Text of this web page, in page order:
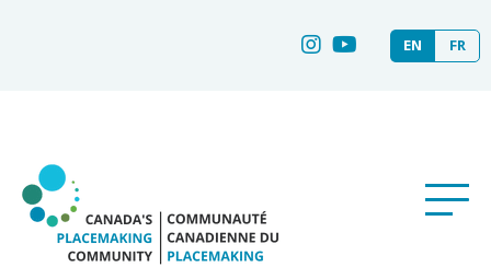
EN FR